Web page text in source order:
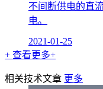
不间断供电的直
电。
2021-01-25
+ 查看更多+
相关技术文章 更多